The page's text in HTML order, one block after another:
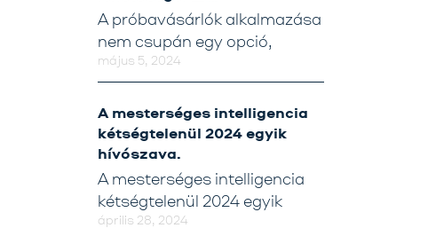
május 5, 2024
A próbavásárlók alkalmazása
nem csupán egy opció,
A mesterséges intelligencia
kétségtelenül 2024 egyik
hívószava.
április 28, 2024
A mesterséges intelligencia
kétségtelenül 2024 egyik